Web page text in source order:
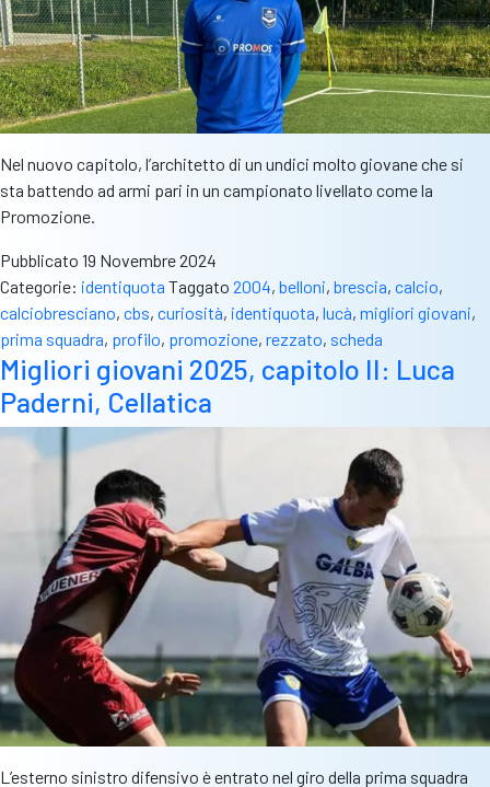
Nel nuovo capitolo, l’architetto di un undici molto giovane che si
sta battendo ad armi pari in un campionato livellato come la
Promozione.
Pubblicato 19 Novembre 2024
Categorie: identiquota Taggato 2004, belloni, brescia, calcio,
calciobresciano, cbs, curiosità, identiquota, lucà, migliori giovani,
prima squadra, profilo, promozione, rezzato, scheda
Migliori giovani 2025, capitolo II: Luca
Paderni, Cellatica
L’esterno sinistro difensivo è entrato nel giro della prima squadra